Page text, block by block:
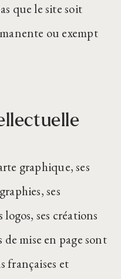
que le site soit
ou exempt
graphique, ses
ses
ses créations
de mise en page sont
françaises et